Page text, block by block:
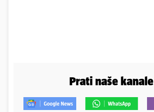
Prati naše kanale